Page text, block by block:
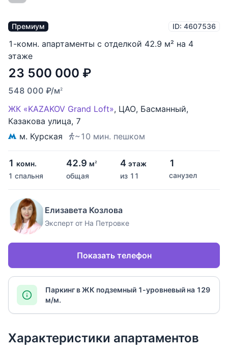
Премиум ID: 4607536
1-комн. апартаменты с отделкой 42.9 м² на 4
этаже
23 500 000 ₽
548 000 ₽/м2
ЖК «KAZAKOV Grand Loft», ЦАО, Басманный,
Казакова улица, 7
м. Курская
~10 мин. пешком
1 комн.
1 спальня
42.9 м2
общая
4 этаж
из 11
1
санузел
Елизавета Козлова
Эксперт от На Петровке
Показать телефон
Паркинг в ЖК подземный 1-уровневый на 129
м/м.
Характеристики апартаментов